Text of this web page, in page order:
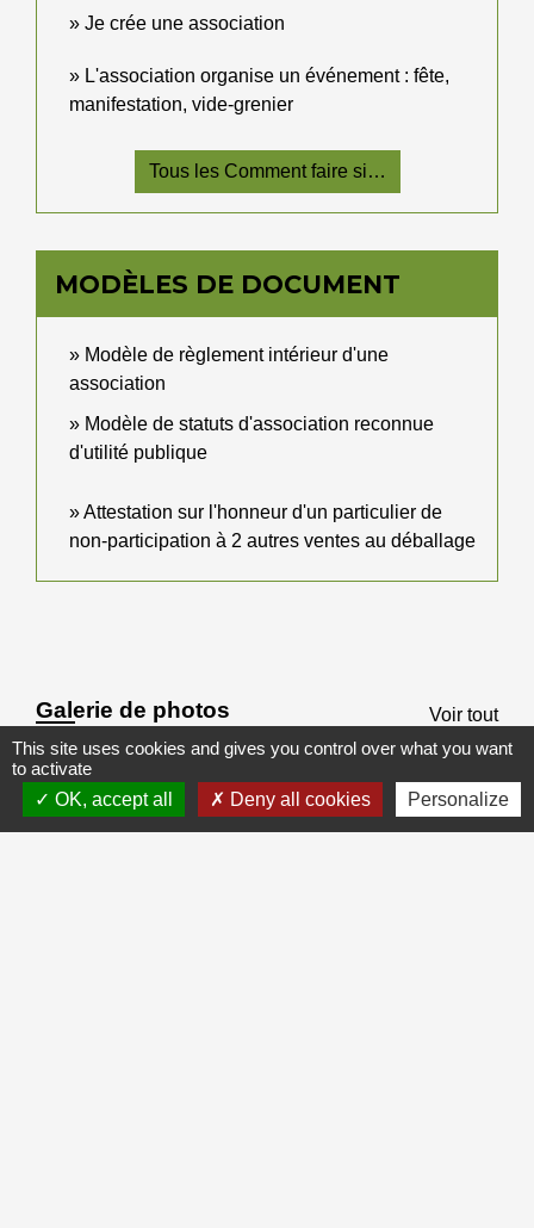
Je crée une association
L'association organise un événement : fête,
manifestation, vide-grenier
Tous les Comment faire si…
MODÈLES DE DOCUMENT
Modèle de règlement intérieur d'une
association
Modèle de statuts d'association reconnue
d'utilité publique
Attestation sur l'honneur d'un particulier de
non-participation à 2 autres ventes au déballage
Galerie de photos Voir tout
This site uses cookies and gives you control over what you want
to activate
OK, accept all
Deny all cookies Personalize